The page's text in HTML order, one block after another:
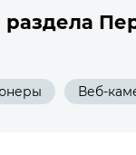
раздела
Веб-